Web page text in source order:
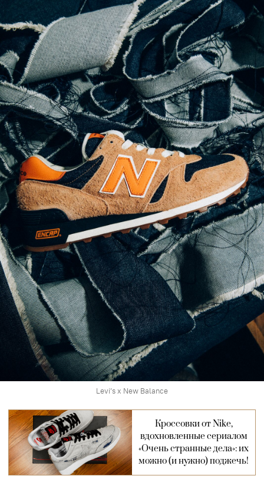
Levi’s x New Balance
Кроссовки от Nike,
вдохновленные сериалом
«Очень странные дела»: их
можно (и нужно) поджечь!